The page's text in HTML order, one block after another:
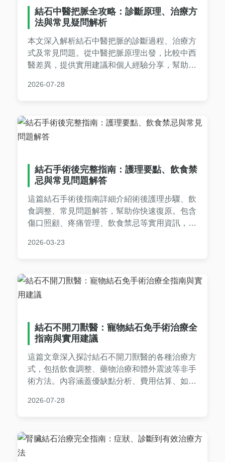
結石中醫把脈全攻略：診斷原理、治療方
法與常見疑問解析
本文深入解析結石中醫把脈的診斷過程、治療方
式及常見問題。從中醫把脈原理出發，比較中西
醫差異，提供實用建議和個人經驗分享，幫助您
問。內容涵蓋把脈技巧、治療周期、費用估算等
2026-07-28
結石手術後完整指南：護理要點、飲食禁
忌與常見問題解答
這篇結石手術後指南詳細介紹術後護理步驟、飲
食調整、常見問題解答，幫助你快速復原。包含
傷口照顧、疼痛管理、飲食禁忌等實用資訊，讓
解決所有術後疑慮。
2026-03-23
結石不開刀獸醫：寵物結石免手術治療全
指南與實用建議
這篇文章深入探討結石不開刀獸醫的各種治療方
式，包括飲食調整、藥物治療和體外震波等非手
術方法。內容涵蓋優缺點分析、費用估算、如何
人全面了解免開刀選項，減輕寵物痛苦並做出明
2026-07-28